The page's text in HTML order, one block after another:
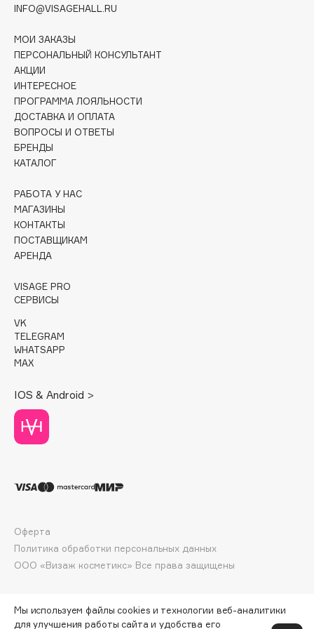
Collagenina
Corimo
CosRX
Cottolina
Crescina
Cunzite
Curaprox
D
d'Alba
DABO
Darphin
Davines
Deonica
Dessange
Dior
Dolce & Gabbana
Dolomit
Dorco
Dr. Vranjes Firenze
Dr.Jart+
DSD de Luxe
INFO@VISAGEHALL.RU
МОИ ЗАКАЗЫ
ПЕРСОНАЛЬНЫЙ КОНСУЛЬТАНТ
АКЦИИ
ИНТЕРЕСНОЕ
ПРОГРАММА ЛОЯЛЬНОСТИ
ДОСТАВКА И ОПЛАТА
ВОПРОСЫ И ОТВЕТЫ
БРЕНДЫ
КАТАЛОГ
РАБОТА У НАС
МАГАЗИНЫ
КОНТАКТЫ
ПОСТАВЩИКАМ
АРЕНДА
VISAGE PRO
СЕРВИСЫ
VK
TELEGRAM
WHATSAPP
MAX
IOS & Android >
ООО «Визаж косметикс» Все права защищены
Оферта
Политика обработки персональных данных
Мы используем файлы cookies и технологии веб-аналитики
для улучшения работы сайта и удобства его